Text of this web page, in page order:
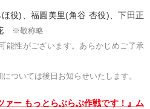
役)、福圓美里(角谷 杏役)、下田正
※敬称略
能性がございます。あらかじめご了承
ついては後日お知らせいたします。
ァー もっとらぶらぶ作戦です！』ム